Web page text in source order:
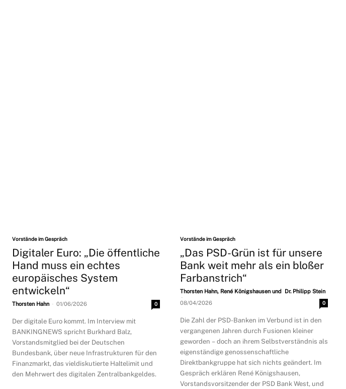
Vorstände im Gespräch
Digitaler Euro: „Die öffentliche
Hand muss ein echtes
europäisches System
entwickeln“
Thorsten Hahn - 01/06/2026 0
Der digitale Euro kommt. Im Interview mit
BANKINGNEWS spricht Burkhard Balz,
Vorstandsmitglied bei der Deutschen
Bundesbank, über neue Infrastrukturen für den
Finanzmarkt, das vieldiskutierte Haltelimit und
den Mehrwert des digitalen Zentralbankgeldes.
Vorstände im Gespräch
„Das PSD-Grün ist für unsere
Bank weit mehr als ein bloßer
Farbanstrich“
Thorsten Hahn, René Königshausen und Dr. Philipp Stein
-
08/04/2026 0
Die Zahl der PSD-Banken im Verbund ist in den
vergangenen Jahren durch Fusionen kleiner
geworden – doch an ihrem Selbstverständnis als
eigenständige genossenschaftliche
Direktbankgruppe hat sich nichts geändert. Im
Gespräch erklären René Königshausen,
Vorstandsvorsitzender der PSD Bank West, und